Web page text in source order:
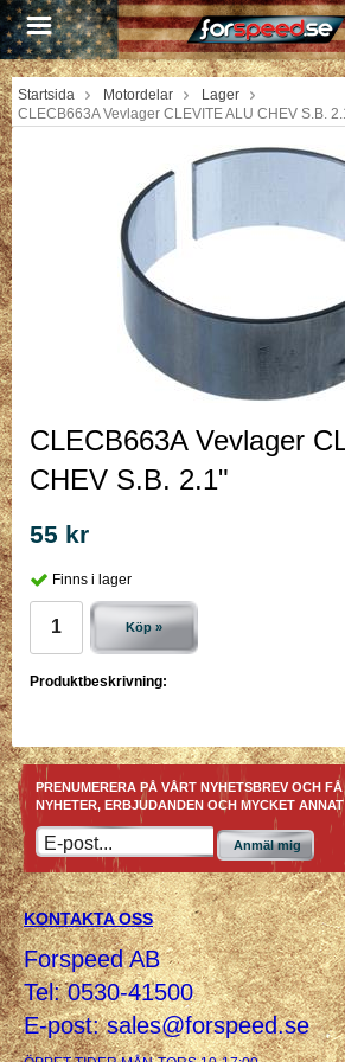
Startsida Motordelar
Lager
CLECB663A Vevlager CLEVITE ALU CHEV S.B.
CLECB663A Vevlager
CHEV S.B. 2.1"
55 kr
Finns i lager
Köp »
Produktbeskrivning:
PRENUMERERA PÅ VÅRT NYHETSBREV OCH
NYHETER, ERBJUDANDEN OCH MYCKET
Anmäl mig
KONTAKTA OSS
Forspeed AB
Tel: 0530-41500
E-post:sales@forspeed.se